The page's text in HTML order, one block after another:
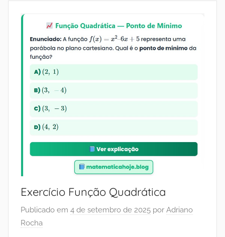
Exercício Função Quadrática
Publicado em 4 de setembro de 2025 por Adriano
Rocha